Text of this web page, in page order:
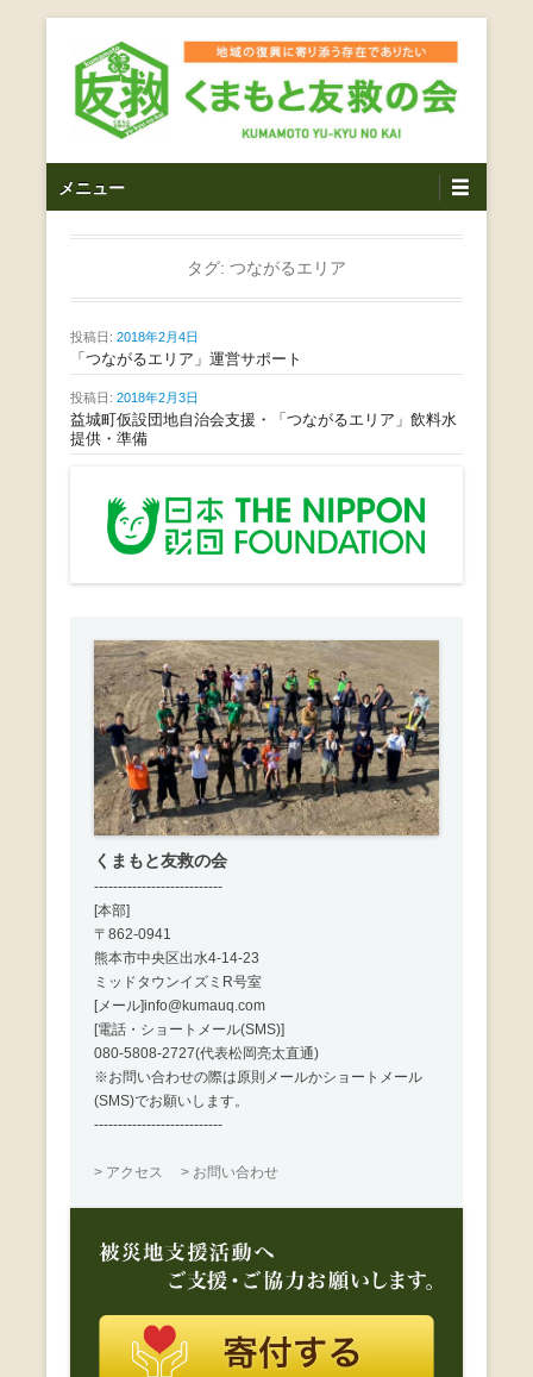
ス
くまもと友救の会｜地域
の復興に寄り添う存在で
ありたい｜熊本県上益城
ィア
し代表松岡亮太を中心に、熊本地震発生直後から被災者の
復興・生活再建を目的に活動しているボランティア団体で
イ
メニュー
タグ: つながるエリア
投稿日: 2018年2月4日
「つながるエリア」運営サポート
投稿日: 2018年2月3日
益城町仮設団地自治会支援・「つながるエリア」飲料水
提供・準備
くまもと友救の会
---------------------------
[本部]
〒862-0941
熊本市中央区出水4-14-23
ミッドタウンイズミR号室
[メール]info@kumauq.com
[電話・ショートメール(SMS)]
080-5808-2727(代表松岡亮太直通)
※お問い合わせの際は原則メールかショートメール
(SMS)でお願いします。
---------------------------
> アクセス > お問い合わせ